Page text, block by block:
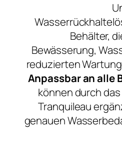
Behälter,
Bewässerung,
reduzierten
Anpassbar an alle
können durch
Tranquileau
genauen